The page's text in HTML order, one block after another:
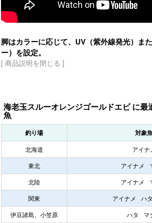
脚はカラーに応じて、UV（紫外線発光）ま
ー）を設定。
[ 商品説明を閉じる ]
海老玉スルーオレンジゴールドエビ に最
魚
釣り場 対象
北海道
アイナ
東北
アイナメ
北陸
アイナメ
関東
アイナメ ハタ
伊豆諸島、小笠原
ハタ
マ